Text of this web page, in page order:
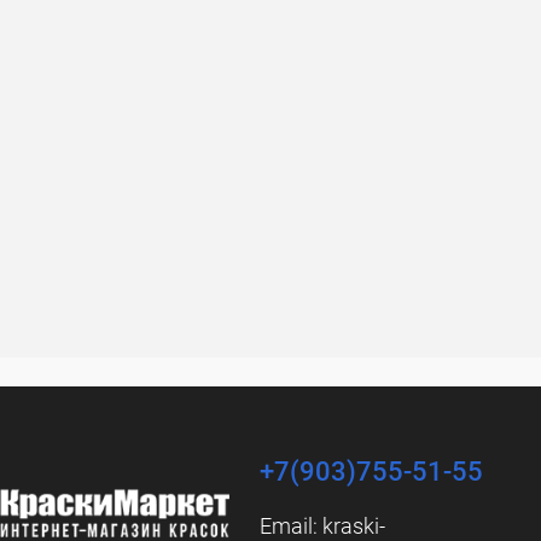
+7(903)755-51-55
Email: kraski-